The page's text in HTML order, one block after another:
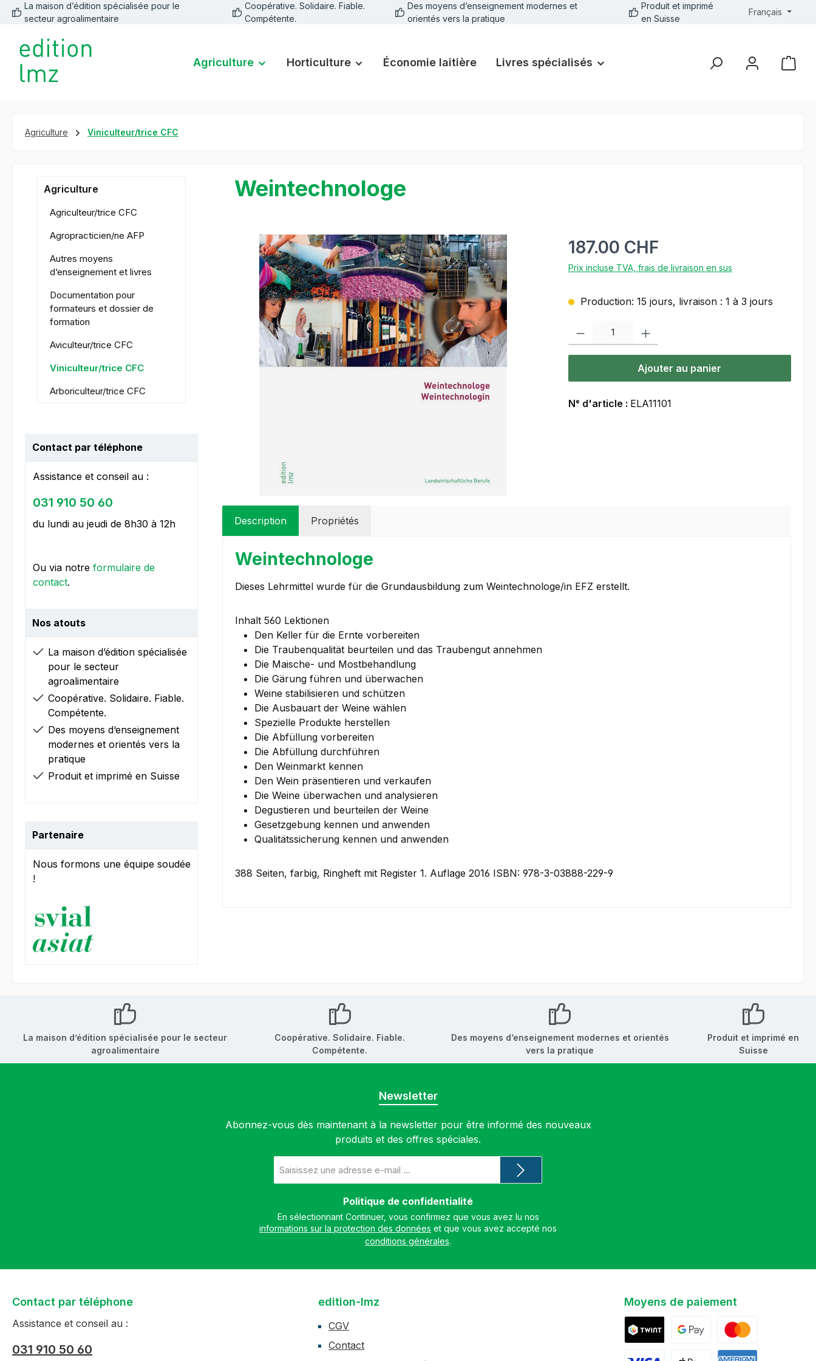
Passer à la navigation principale
La maison d’édition spécialisée pour le
secteur agroalimentaire
Coopérative. Solidaire. Fiable.
Compétente.
Des moyens d‘enseignement modernes et
orientés vers la pratique
Produit et imprimé
en Suisse
Français
Agriculture Horticulture Économie laitière Livres spécialisés
Agriculture Viniculteur/trice CFC
Agriculture
Agriculteur/trice CFC
Agropracticien/ne AFP
Autres moyens
d‘enseignement et livres
Documentation pour
formateurs et dossier de
formation
Aviculteur/trice CFC
Viniculteur/trice CFC
Arboriculteur/trice CFC
Contact par téléphone
Assistance et conseil au :
031 910 50 60
du lundi au jeudi de 8h30 à 12h
Ou via notre formulaire de
contact.
Nos atouts
La maison d’édition spécialisée
pour le secteur
agroalimentaire
Coopérative. Solidaire. Fiable.
Compétente.
Des moyens d‘enseignement
modernes et orientés vers la
pratique
Produit et imprimé en Suisse
Partenaire
Nous formons une équipe soudée
!
Weintechnologe
Ignorer la galerie d'images 187.00 CHF
Prix incluse TVA, frais de livraison en sus
Production: 15 jours, livraison : 1 à 3 jours
Ajouter au panier
N° d'article : ELA11101
Description Propriétés
Weintechnologe
Dieses Lehrmittel wurde für die Grundausbildung zum Weintechnologe/in EFZ erstellt.
Inhalt 560 Lektionen
Den Keller für die Ernte vorbereiten
Die Traubenqualität beurteilen und das Traubengut annehmen
Die Maische- und Mostbehandlung
Die Gärung führen und überwachen
Weine stabilisieren und schützen
Die Ausbauart der Weine wählen
Spezielle Produkte herstellen
Die Abfüllung vorbereiten
Die Abfüllung durchführen
Den Weinmarkt kennen
Den Wein präsentieren und verkaufen
Die Weine überwachen und analysieren
Degustieren und beurteilen der Weine
Gesetzgebung kennen und anwenden
Qualitätssicherung kennen und anwenden
388 Seiten, farbig, Ringheft mit Register 1. Auflage 2016 ISBN: 978-3-03888-229-9
La maison d’édition spécialisée pour le secteur
agroalimentaire
Coopérative. Solidaire. Fiable.
Compétente.
Des moyens d‘enseignement modernes et orientés
vers la pratique
Produit et imprimé en
Suisse
Newsletter
Abonnez-vous dès maintenant à la newsletter pour être informé des nouveaux
produits et des offres spéciales.
e-
mail
Politique de confidentialité
informations sur la protection des données
conditions générales.
Contact par téléphone
Assistance et conseil au :
031 910 50 60
edition-lmz
CGV
Contact
Moyens de paiement
Google PayMastercard